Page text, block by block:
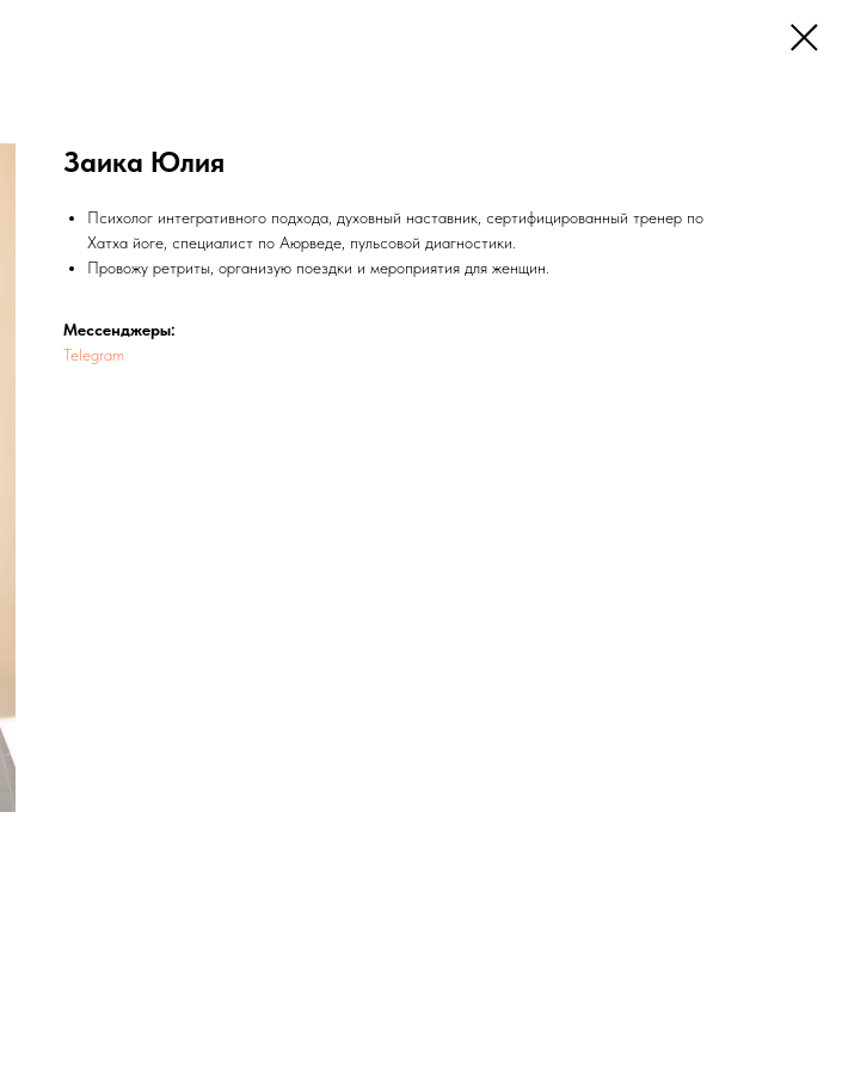
Заика Юлия
Психолог интегративного подхода, духовный наставник, сертифицированный тренер по
Хатха йоге, специалист по Аюрведе, пульсовой диагностики.
Провожу ретриты, организую поездки и мероприятия для женщин.
Мессенджеры:
Telegram